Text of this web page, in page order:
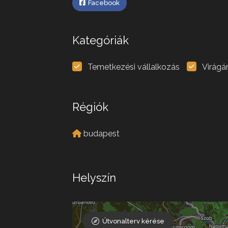
Facebook
Kategóriák
Temetkezési vállalkozás
Régiók
budapest
Helyszín
Útvonalterv kérése